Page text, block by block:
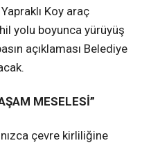
Koy araç
yolu boyunca yürüyüş
açıklaması Belediye
MESELESİ”
çevre kirliliğine